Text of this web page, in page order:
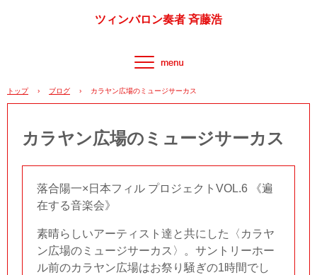
ツィンバロン奏者 斉藤浩
トップ › ブログ › カラヤン広場のミュージサーカス
カラヤン広場のミュージサーカス
落合陽一×日本フィル プロジェクトVOL.6 《遍
在する音楽会》
素晴らしいアーティスト達と共にした〈カラヤ
ン広場のミュージサーカス〉。サントリーホー
ル前のカラヤン広場はお祭り騒ぎの1時間でし